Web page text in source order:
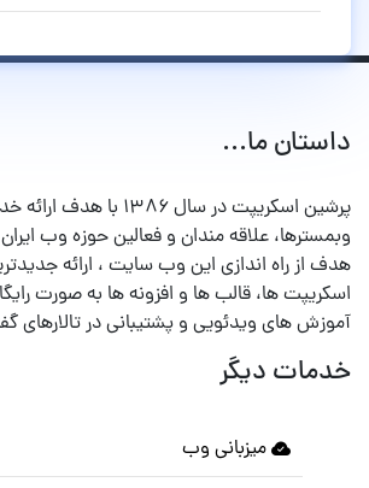
داستان ما...
پرشین اسکریپت در سال ۱۳۸۶
وبمسترها، علاقه مندان و فعالین حوزه وب
هدف از راه اندازی این وب سایت ، ارائه
اسکریپت ها، قالب ها و افزونه ها به صورت
آموزش های ویدئویی و پشتیبانی در تالارهای
خدمات دیگر
میزبانی وب